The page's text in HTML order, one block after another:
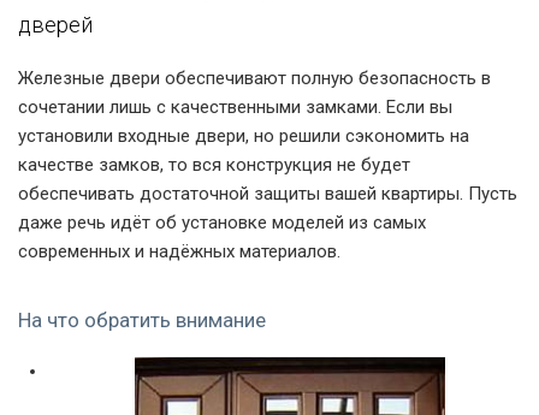
дверей
Железные двери обеспечивают полную безопасность в
сочетании лишь с качественными замками. Если вы
установили входные двери, но решили сэкономить на
качестве замков, то вся конструкция не будет
обеспечивать достаточной защиты вашей квартиры. Пусть
даже речь идёт об установке моделей из самых
современных и надёжных материалов.
На что обратить внимание